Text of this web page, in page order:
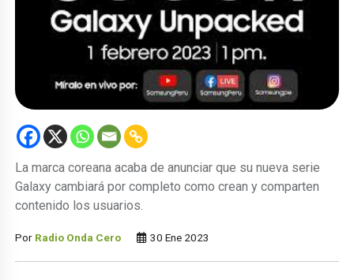
La marca coreana acaba de anunciar que su nueva serie
Galaxy cambiará por completo como crean y comparten
contenido los usuarios.
Por Radio Onda Cero 30 Ene 2023